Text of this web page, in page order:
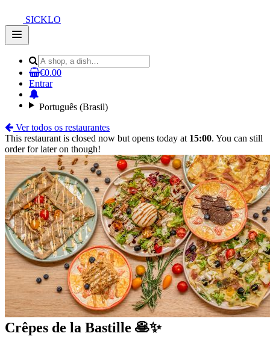
SICKLO
Open
main
€0.00
Entrar
Português (Brasil)
Ver todos os restaurantes
This restaurant is closed now but opens today at 15:00. You can still
order for later on though!
Crêpes de la Bastille 🥞✨